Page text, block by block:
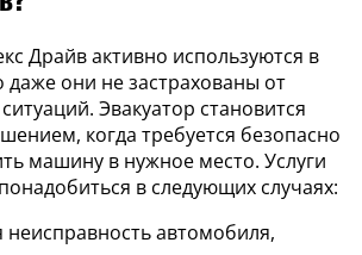
Драйв активно используются в
даже они не застрахованы от
Эвакуатор становится
когда требуется безопасно
машину в нужное место. Услуги
в следующих случаях:
неисправность автомобиля,